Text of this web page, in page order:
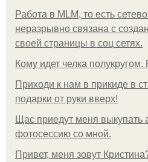
Работа в MLM, то есть
неразрывно связана с
своей страницы в соц сетях.
Кому идет челка
Приходи к нам в прикиде в
подарки от руки вверх!
Щас приедут меня выкупать
фотосессию со мной.
Привет, меня зовут